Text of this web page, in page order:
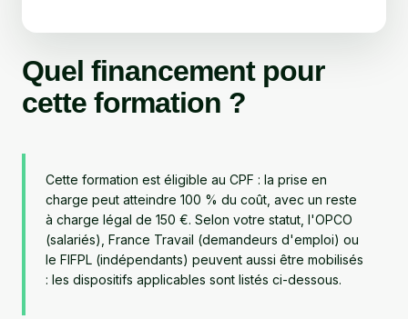
Quel financement pour
cette formation ?
Cette formation est éligible au CPF : la prise en
charge peut atteindre 100 % du coût, avec un reste
à charge légal de 150 €. Selon votre statut, l'OPCO
(salariés), France Travail (demandeurs d'emploi) ou
le FIFPL (indépendants) peuvent aussi être mobilisés
: les dispositifs applicables sont listés ci-dessous.